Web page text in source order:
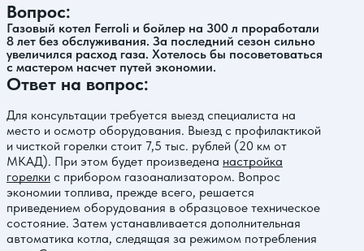
Вопрос:
Газовый котел Ferroli и бойлер на 300 л проработали
8 лет без обслуживания. За последний сезон сильно
увеличился расход газа. Хотелось бы посоветоваться
с мастером насчет путей экономии.
Ответ на вопрос:
Для консультации требуется выезд специалиста на
место и осмотр оборудования. Выезд с профилактикой
и чисткой горелки стоит 7,5 тыс. рублей (20 км от
МКАД). При этом будет произведена настройка
горелки с прибором газоанализатором. Вопрос
экономии топлива, прежде всего, решается
приведением оборудования в образцовое техническое
состояние. Затем устанавливается дополнительная
автоматика котла, следящая за режимом потребления